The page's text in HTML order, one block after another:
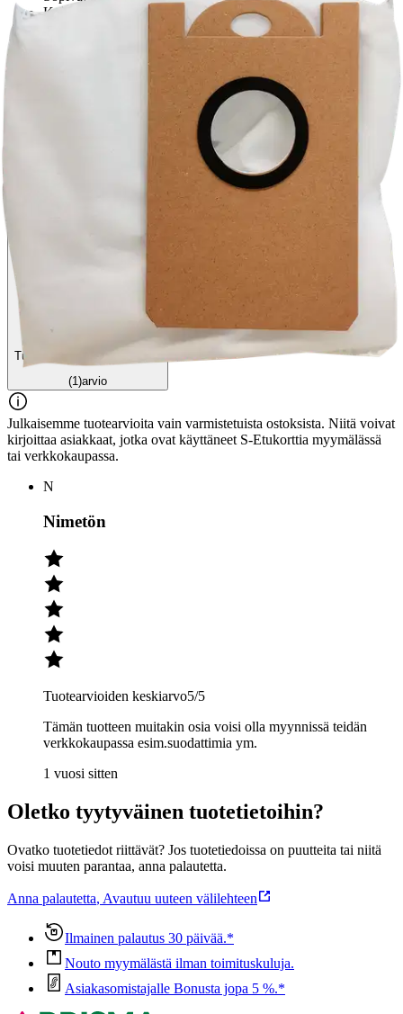
Korkea suodatusteho
Pakattu kierrätetystä kartongista valmistettuun pakkaukseen
Tuotearvioiden keskiarvo
(1)arvio
Julkaisemme tuotearvioita vain varmistetuista ostoksista. Niitä voivat
kirjoittaa asiakkaat, jotka ovat käyttäneet S-Etukorttia myymälässä
tai verkkokaupassa.
N
Nimetön
Tuotearvioiden keskiarvo5/5
Tämän tuotteen muitakin osia voisi olla myynnissä teidän
verkkokaupassa esim.suodattimia ym.
1 vuosi sitten
Oletko tyytyväinen tuotetietoihin?
Ovatko tuotetiedot riittävät? Jos tuotetiedoissa on puutteita tai niitä
voisi muuten parantaa, anna palautetta.
Anna palautetta, Avautuu uuteen välilehteen
Ilmainen palautus 30 päivää.*
Nouto myymälästä ilman toimituskuluja.
Asiakasomistajalle Bonusta jopa 5 %.*